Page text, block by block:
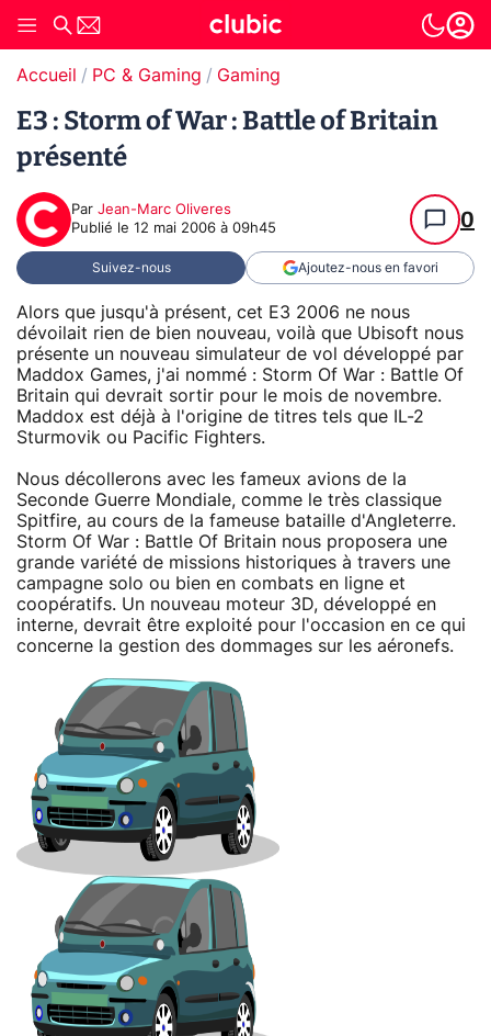
Accueil PC & Gaming Gaming
E3 : Storm of War : Battle of Britain
présenté
Par Jean-Marc Oliveres
Publié le 12 mai 2006 à 09h45 0
Suivez-nous Ajoutez-nous en favori
Alors que jusqu'à présent, cet E3 2006 ne nous
dévoilait rien de bien nouveau, voilà que Ubisoft nous
présente un nouveau simulateur de vol développé par
Maddox Games, j'ai nommé : Storm Of War : Battle Of
Britain qui devrait sortir pour le mois de novembre.
Maddox est déjà à l'origine de titres tels que IL-2
Sturmovik ou Pacific Fighters.
Nous décollerons avec les fameux avions de la
Seconde Guerre Mondiale, comme le très classique
Spitfire, au cours de la fameuse bataille d'Angleterre.
Storm Of War : Battle Of Britain nous proposera une
grande variété de missions historiques à travers une
campagne solo ou bien en combats en ligne et
coopératifs. Un nouveau moteur 3D, développé en
interne, devrait être exploité pour l'occasion en ce qui
concerne la gestion des dommages sur les aéronefs.